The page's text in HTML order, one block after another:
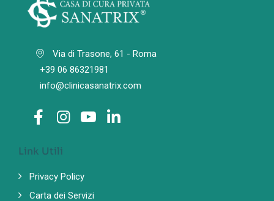
Via di Trasone, 61 - Roma
+39 06 86321981
info@clinicasanatrix.com
Link Utili
Privacy Policy
Carta dei Servizi